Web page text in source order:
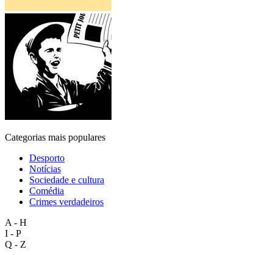
Categorias mais populares
Desporto
Notícias
Sociedade e cultura
Comédia
Crimes verdadeiros
A - H
I - P
Q - Z